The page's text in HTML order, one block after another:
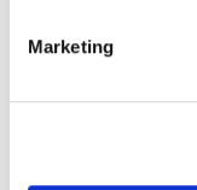
Marketing